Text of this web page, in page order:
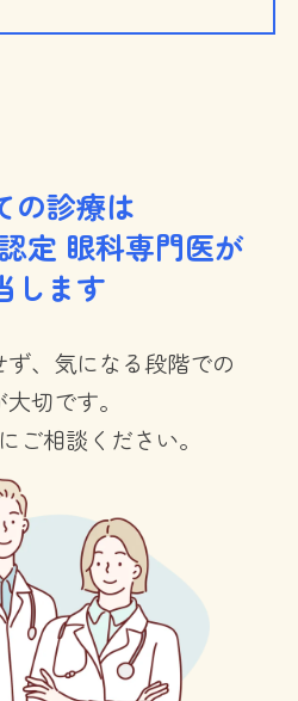
の診療は
定 眼科専門医が
します​
ず、気になる段階での
切です。
ご相談ください。